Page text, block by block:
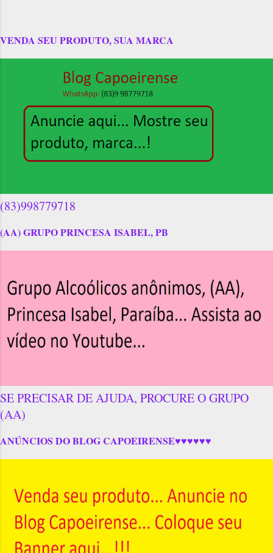
VENDA SEU PRODUTO, SUA MARCA
(83)998779718
(AA) GRUPO PRINCESA ISABEL, PB
SE PRECISAR DE AJUDA, PROCURE O GRUPO
(AA)
ANÚNCIOS DO BLOG CAPOEIRENSE♥♥♥♥♥♥